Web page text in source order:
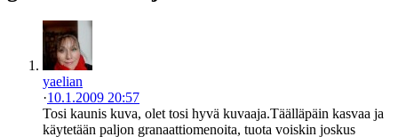
yaelian
·10.1.2009 20:57
Tosi kaunis kuva, olet tosi hyvä kuvaaja.Täälläpäin kasvaa ja
käytetään paljon granaattiomenoita, tuota voiskin joskus